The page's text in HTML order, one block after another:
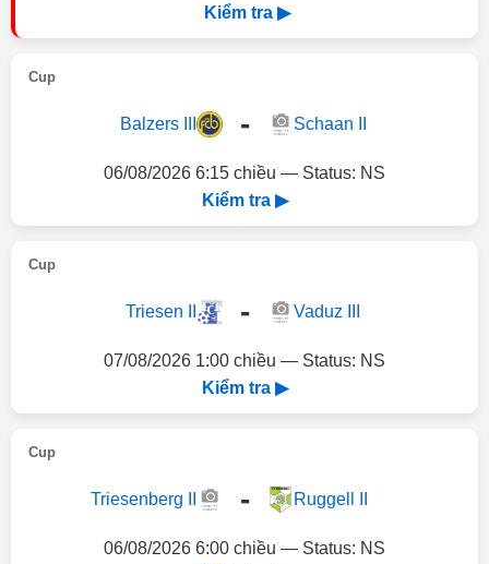
Kiểm tra ▶
Cup
Balzers III - Schaan II
06/08/2026 6:15 chiều — Status: NS
Kiểm tra ▶
Cup
Triesen II - Vaduz III
07/08/2026 1:00 chiều — Status: NS
Kiểm tra ▶
Cup
Triesenberg II - Ruggell II
06/08/2026 6:00 chiều — Status: NS